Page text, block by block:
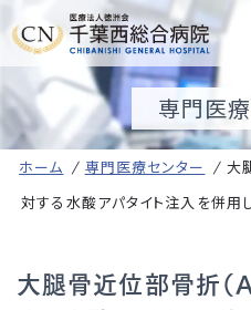
専門医
ホーム 専門医療センター
大
対する水酸アパタイト注入を併
大腿骨近位部骨折